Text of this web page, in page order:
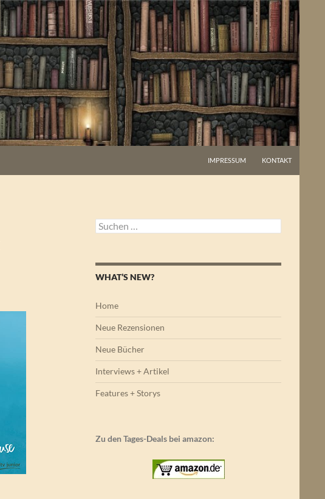
IMPRESSUM KONTAKT
Suchen
nach:
WHAT’S NEW?
Home
Neue Rezensionen
Neue Bücher
Interviews + Artikel
Features + Storys
Zu den Tages-Deals bei amazon: